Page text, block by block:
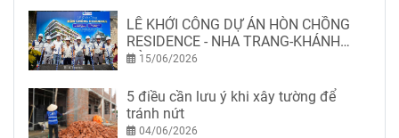
LỄ KHỞI CÔNG DỰ ÁN HÒN CHỒNG
RESIDENCE - NHA TRANG-KHÁNH
HÒA15/06/2026
5 điều cần lưu ý khi xây tường để
tránh nứt
04/06/2026